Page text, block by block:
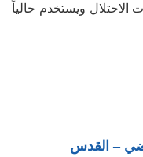
ويستخدم حالياً
– القدس